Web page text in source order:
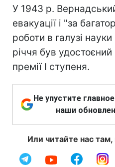
У 1943 р.
евакуації і "за
роботи в галузі
річчя був удостоєний
премії I ступеня.
Не упустите
наши
Или читайте нас